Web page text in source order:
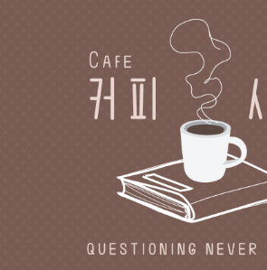
CAFE 커피
카페지기 커피사유의 커
惟)가 있는 공